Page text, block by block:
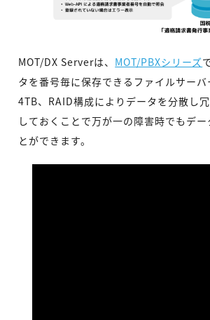
MOT/DX Serverは、 MOT/PBXシリーズ
タを番号毎に保存できるファイルサーバ
4TB、RAID構成によりデータを分散し
しておくことで万が一の障害時でもデ
とができます。